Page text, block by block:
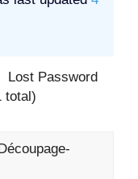
Lost Password
total)